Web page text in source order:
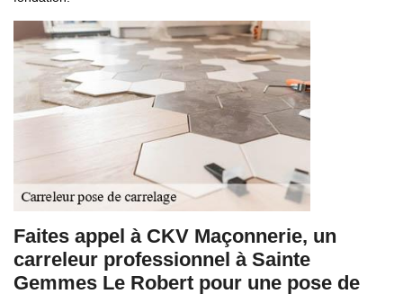
Faites appel à CKV Maçonnerie, un
carreleur professionnel à Sainte
Gemmes Le Robert pour une pose de